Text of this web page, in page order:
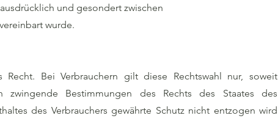
und gesondert zwischen
wurde.
Recht. Bei Verbrauchern gilt diese Rechtswahl nur, soweit
zwingende Bestimmungen des Rechts des Staates des
des Verbrauchers gewährte Schutz nicht entzogen wird